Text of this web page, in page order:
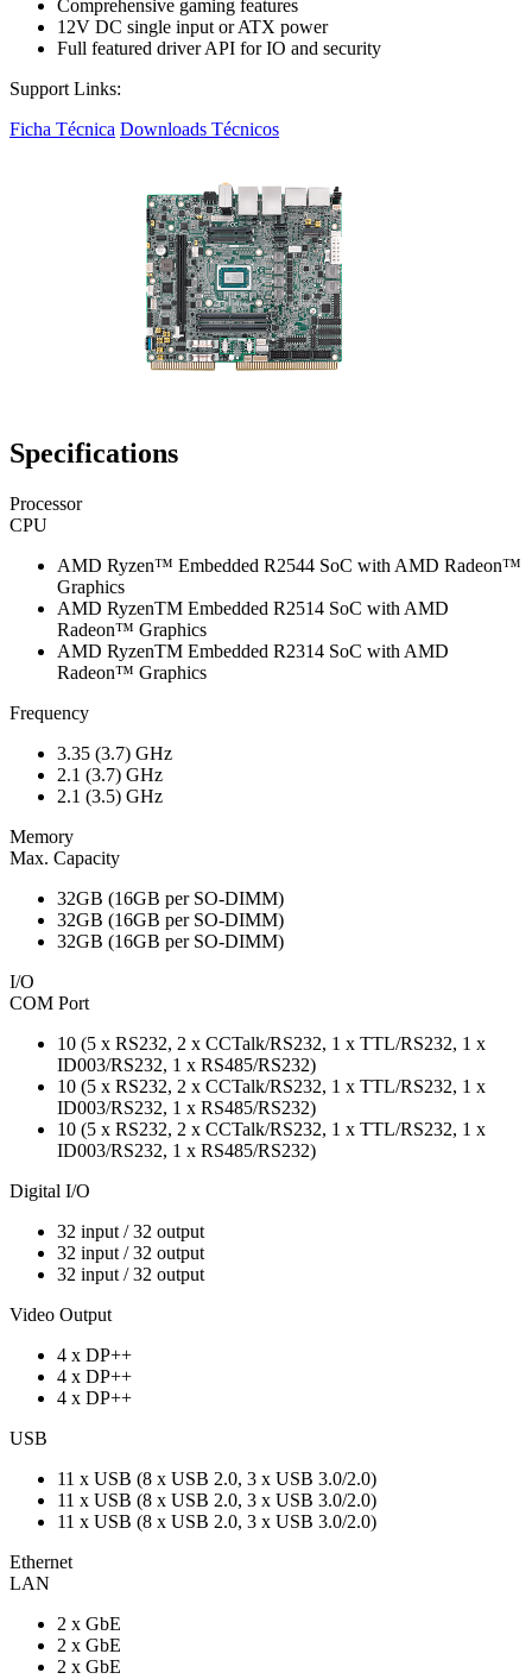
Comprehensive gaming features
12V DC single input or ATX power
Full featured driver API for IO and security
Support Links:
Ficha Técnica Downloads Técnicos
Specifications
Processor
CPU
AMD Ryzen™ Embedded R2544 SoC with AMD Radeon™
Graphics
AMD RyzenTM Embedded R2514 SoC with AMD
Radeon™ Graphics
AMD RyzenTM Embedded R2314 SoC with AMD
Radeon™ Graphics
Frequency
3.35 (3.7) GHz
2.1 (3.7) GHz
2.1 (3.5) GHz
Memory
Max. Capacity
32GB (16GB per SO-DIMM)
32GB (16GB per SO-DIMM)
32GB (16GB per SO-DIMM)
I/O
COM Port
10 (5 x RS232, 2 x CCTalk/RS232, 1 x TTL/RS232, 1 x
ID003/RS232, 1 x RS485/RS232)
10 (5 x RS232, 2 x CCTalk/RS232, 1 x TTL/RS232, 1 x
ID003/RS232, 1 x RS485/RS232)
10 (5 x RS232, 2 x CCTalk/RS232, 1 x TTL/RS232, 1 x
ID003/RS232, 1 x RS485/RS232)
Digital I/O
32 input / 32 output
32 input / 32 output
32 input / 32 output
Video Output
4 x DP++
4 x DP++
4 x DP++
USB
11 x USB (8 x USB 2.0, 3 x USB 3.0/2.0)
11 x USB (8 x USB 2.0, 3 x USB 3.0/2.0)
11 x USB (8 x USB 2.0, 3 x USB 3.0/2.0)
Ethernet
LAN
2 x GbE
2 x GbE
2 x GbE